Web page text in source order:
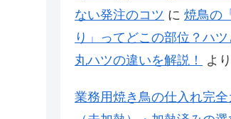
ない発注のコツ に 焼鳥の
り」ってどこの部位？ハツ
丸ハツの違いを解説！
より
業務用焼き鳥の仕入れ完